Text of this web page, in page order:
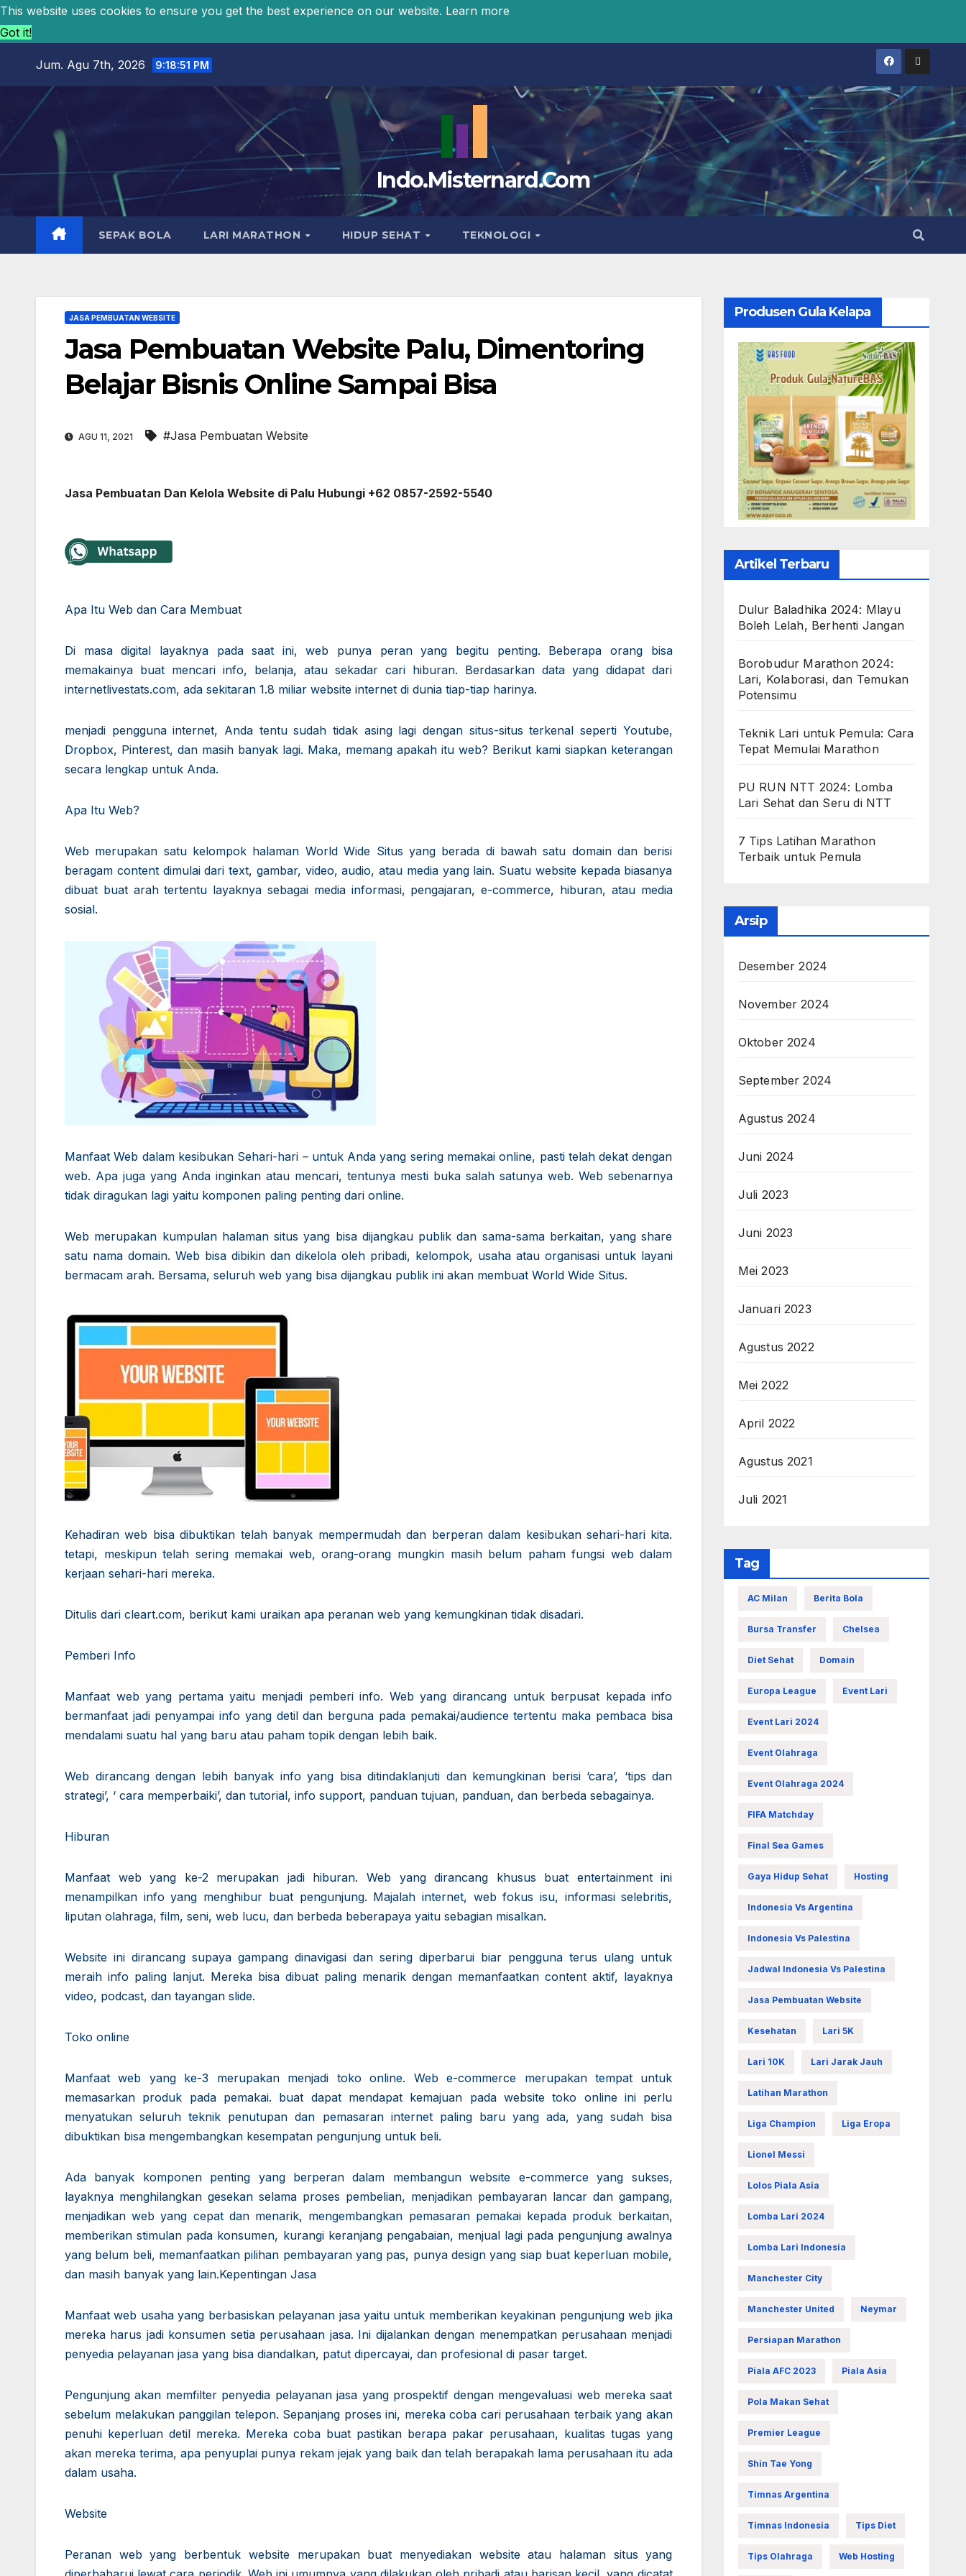
This website uses cookies to ensure you get the best experience on our website. Learn more
Got it!
Jum. Agu 7th, 2026 9:18:52 PM
Indo.Misternard.Com
SEPAK BOLA LARI MARATHON HIDUP SEHAT TEKNOLOGI
JASA PEMBUATAN WEBSITE
Jasa Pembuatan Website Palu, Dimentoring
Belajar Bisnis Online Sampai Bisa
AGU 11, 2021 #Jasa Pembuatan Website
Jasa Pembuatan Dan Kelola Website di Palu Hubungi +62 0857-2592-5540
Apa Itu Web dan Cara Membuat
Di masa digital layaknya pada saat ini, web punya peran yang begitu penting. Beberapa orang bisa
memakainya buat mencari info, belanja, atau sekadar cari hiburan. Berdasarkan data yang didapat dari
internetlivestats.com, ada sekitaran 1.8 miliar website internet di dunia tiap-tiap harinya.
menjadi pengguna internet, Anda tentu sudah tidak asing lagi dengan situs-situs terkenal seperti Youtube,
Dropbox, Pinterest, dan masih banyak lagi. Maka, memang apakah itu web? Berikut kami siapkan keterangan
secara lengkap untuk Anda.
Apa Itu Web?
Web merupakan satu kelompok halaman World Wide Situs yang berada di bawah satu domain dan berisi
beragam content dimulai dari text, gambar, video, audio, atau media yang lain. Suatu website kepada biasanya
dibuat buat arah tertentu layaknya sebagai media informasi, pengajaran, e-commerce, hiburan, atau media
sosial.
Manfaat Web dalam kesibukan Sehari-hari – untuk Anda yang sering memakai online, pasti telah dekat dengan
web. Apa juga yang Anda inginkan atau mencari, tentunya mesti buka salah satunya web. Web sebenarnya
tidak diragukan lagi yaitu komponen paling penting dari online.
Web merupakan kumpulan halaman situs yang bisa dijangkau publik dan sama-sama berkaitan, yang share
satu nama domain. Web bisa dibikin dan dikelola oleh pribadi, kelompok, usaha atau organisasi untuk layani
bermacam arah. Bersama, seluruh web yang bisa dijangkau publik ini akan membuat World Wide Situs.
Kehadiran web bisa dibuktikan telah banyak mempermudah dan berperan dalam kesibukan sehari-hari kita.
tetapi, meskipun telah sering memakai web, orang-orang mungkin masih belum paham fungsi web dalam
kerjaan sehari-hari mereka.
Ditulis dari cleart.com, berikut kami uraikan apa peranan web yang kemungkinan tidak disadari.
Pemberi Info
Manfaat web yang pertama yaitu menjadi pemberi info. Web yang dirancang untuk berpusat kepada info
bermanfaat jadi penyampai info yang detil dan berguna pada pemakai/audience tertentu maka pembaca bisa
mendalami suatu hal yang baru atau paham topik dengan lebih baik.
Web dirancang dengan lebih banyak info yang bisa ditindaklanjuti dan kemungkinan berisi ‘cara’, ‘tips dan
strategi’, ‘ cara memperbaiki’, dan tutorial, info support, panduan tujuan, panduan, dan berbeda sebagainya.
Hiburan
Manfaat web yang ke-2 merupakan jadi hiburan. Web yang dirancang khusus buat entertainment ini
menampilkan info yang menghibur buat pengunjung. Majalah internet, web fokus isu, informasi selebritis,
liputan olahraga, film, seni, web lucu, dan berbeda beberapaya yaitu sebagian misalkan.
Website ini dirancang supaya gampang dinavigasi dan sering diperbarui biar pengguna terus ulang untuk
meraih info paling lanjut. Mereka bisa dibuat paling menarik dengan memanfaatkan content aktif, layaknya
video, podcast, dan tayangan slide.
Toko online
Manfaat web yang ke-3 merupakan menjadi toko online. Web e-commerce merupakan tempat untuk
memasarkan produk pada pemakai. buat dapat mendapat kemajuan pada website toko online ini perlu
menyatukan seluruh teknik penutupan dan pemasaran internet paling baru yang ada, yang sudah bisa
dibuktikan bisa mengembangkan kesempatan pengunjung untuk beli.
Ada banyak komponen penting yang berperan dalam membangun website e-commerce yang sukses,
layaknya menghilangkan gesekan selama proses pembelian, menjadikan pembayaran lancar dan gampang,
menjadikan web yang cepat dan menarik, mengembangkan pemasaran pemakai kepada produk berkaitan,
memberikan stimulan pada konsumen, kurangi keranjang pengabaian, menjual lagi pada pengunjung awalnya
yang belum beli, memanfaatkan pilihan pembayaran yang pas, punya design yang siap buat keperluan mobile,
dan masih banyak yang lain.Kepentingan Jasa
Manfaat web usaha yang berbasiskan pelayanan jasa yaitu untuk memberikan keyakinan pengunjung web jika
mereka harus jadi konsumen setia perusahaan jasa. Ini dijalankan dengan menempatkan perusahaan menjadi
penyedia pelayanan jasa yang bisa diandalkan, patut dipercayai, dan profesional di pasar target.
Pengunjung akan memfilter penyedia pelayanan jasa yang prospektif dengan mengevaluasi web mereka saat
sebelum melakukan panggilan telepon. Sepanjang proses ini, mereka coba cari perusahaan terbaik yang akan
penuhi keperluan detil mereka. Mereka coba buat pastikan berapa pakar perusahaan, kualitas tugas yang
akan mereka terima, apa penyuplai punya rekam jejak yang baik dan telah berapakah lama perusahaan itu ada
dalam usaha.
Website
Peranan web yang berbentuk website merupakan buat menyediakan website atau halaman situs yang
Produsen Gula Kelapa
Artikel Terbaru
Dulur Baladhika 2024: Mlayu
Boleh Lelah, Berhenti Jangan
Borobudur Marathon 2024:
Lari, Kolaborasi, dan Temukan
Potensimu
Teknik Lari untuk Pemula: Cara
Tepat Memulai Marathon
PU RUN NTT 2024: Lomba
Lari Sehat dan Seru di NTT
7 Tips Latihan Marathon
Terbaik untuk Pemula
Arsip
Desember 2024
November 2024
Oktober 2024
September 2024
Agustus 2024
Juni 2024
Juli 2023
Juni 2023
Mei 2023
Januari 2023
Agustus 2022
Mei 2022
April 2022
Agustus 2021
Juli 2021
Tag
AC Milan Berita Bola
Bursa Transfer Chelsea
Diet Sehat Domain
Europa League Event Lari
Event Lari 2024
Event Olahraga
Event Olahraga 2024
FIFA Matchday
Final Sea Games
Gaya Hidup Sehat Hosting
Indonesia Vs Argentina
Indonesia Vs Palestina
Jadwal Indonesia Vs Palestina
Jasa Pembuatan Website
Kesehatan Lari 5K
Lari 10K Lari Jarak Jauh
Latihan Marathon
Liga Champion Liga Eropa
Lionel Messi
Lolos Piala Asia
Lomba Lari 2024
Lomba Lari Indonesia
Manchester City
Manchester United Neymar
Persiapan Marathon
Piala AFC 2023 Piala Asia
Pola Makan Sehat
Premier League
Shin Tae Yong
Timnas Argentina
Timnas Indonesia Tips Diet
Tips Olahraga Web Hosting